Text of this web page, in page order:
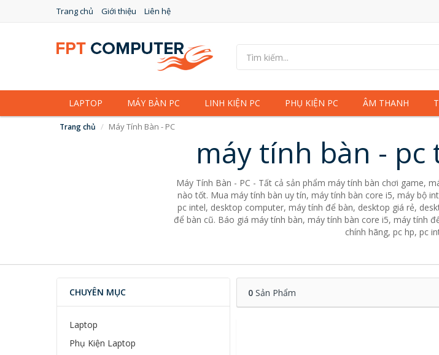
Trang chủ Giới thiệu Liên hệ
LAPTOP MÁY BÀN PC LINH KIỆN PC PHỤ KIỆN PC ÂM THANH
Trang chủ Máy Tính Bàn - PC
máy tính bàn -
Máy Tính Bàn - PC - Tất cả sản phẩm máy tính bàn chơi game,
nào tốt. Mua máy tính bàn uy tín, máy tính bàn core i5, máy bộ
pc intel, desktop computer, máy tính để bàn, desktop giá rẻ,
để bàn cũ. Báo giá máy tính bàn, máy tính bàn core i5, máy tính
chính hãng, pc hp, pc
CHUYÊN MỤC
Laptop
Phụ Kiện Laptop
0Sản Phẩm